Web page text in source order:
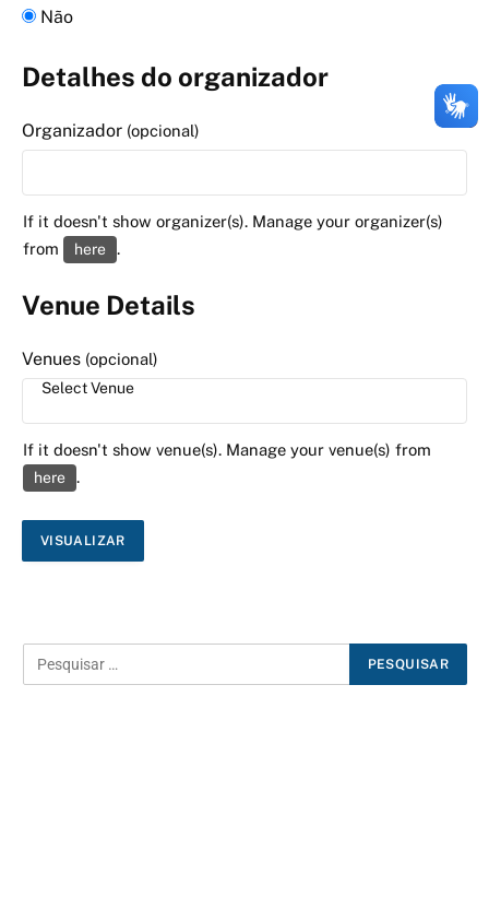
Não
Detalhes do organizador
Organizador (opcional)
If it doesn't show organizer(s). Manage your organizer(s)
from
here .
Venue Details
Venues (opcional)
If it doesn't show venue(s). Manage your venue(s) from
here .